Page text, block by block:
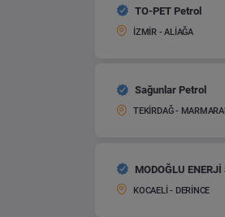
TO-PET Petrol
İZMİR - ALİAĞA
Sağunlar Petrol
TEKİRDAĞ -
MODOĞLU
KOCAELİ - DERİNCE